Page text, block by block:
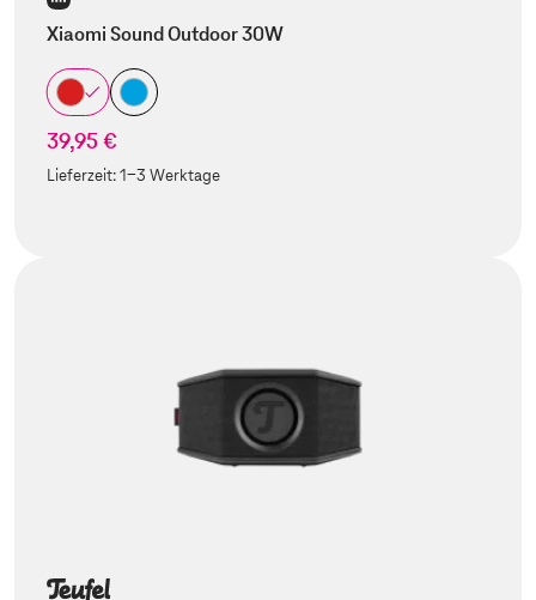
Xiaomi Sound Outdoor 30W
39,95 €
Lieferzeit:1-3 Werktage